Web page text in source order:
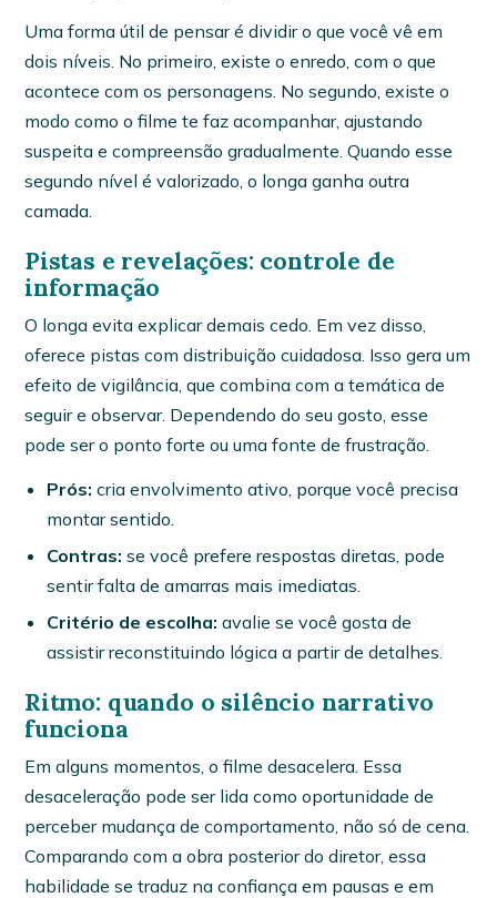
Uma forma útil de pensar é dividir o que você vê em
dois níveis. No primeiro, existe o enredo, com o que
acontece com os personagens. No segundo, existe o
modo como o filme te faz acompanhar, ajustando
suspeita e compreensão gradualmente. Quando esse
segundo nível é valorizado, o longa ganha outra
camada.
Pistas e revelações: controle de
informação
O longa evita explicar demais cedo. Em vez disso,
oferece pistas com distribuição cuidadosa. Isso gera um
efeito de vigilância, que combina com a temática de
seguir e observar. Dependendo do seu gosto, esse
pode ser o ponto forte ou uma fonte de frustração.
Prós: cria envolvimento ativo, porque você precisa
montar sentido.
Contras: se você prefere respostas diretas, pode
sentir falta de amarras mais imediatas.
Critério de escolha: avalie se você gosta de
assistir reconstituindo lógica a partir de detalhes.
Ritmo: quando o silêncio narrativo
funciona
Em alguns momentos, o filme desacelera. Essa
desaceleração pode ser lida como oportunidade de
perceber mudança de comportamento, não só de cena.
Comparando com a obra posterior do diretor, essa
habilidade se traduz na confiança em pausas e em